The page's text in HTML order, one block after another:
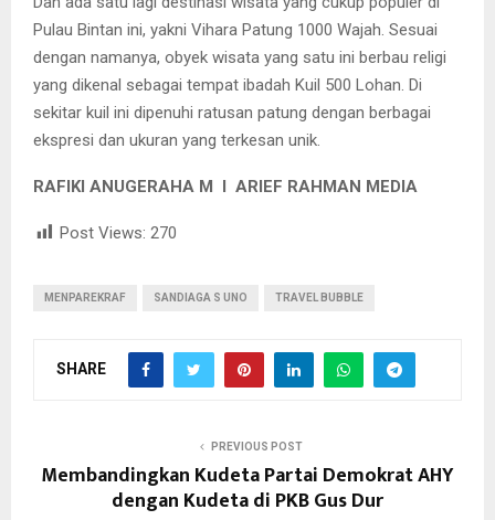
Pulau Bintan ini, yakni Vihara Patung 1000 Wajah. Sesuai
dengan namanya, obyek wisata yang satu ini berbau religi
yang dikenal sebagai tempat ibadah Kuil 500 Lohan. Di
sekitar kuil ini dipenuhi ratusan patung dengan berbagai
ekspresi dan ukuran yang terkesan unik.
RAFIKI ANUGERAHA M I ARIEF RAHMAN MEDIA
Post Views: 270
MENPAREKRAF SANDIAGA S UNO TRAVEL BUBBLE
SHARE
PREVIOUS POST
Membandingkan Kudeta Partai Demokrat AHY
dengan Kudeta di PKB Gus Dur